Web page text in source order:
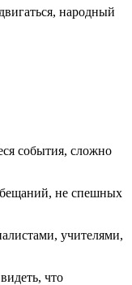
народный
события, сложно
не спешных
учителями,
что